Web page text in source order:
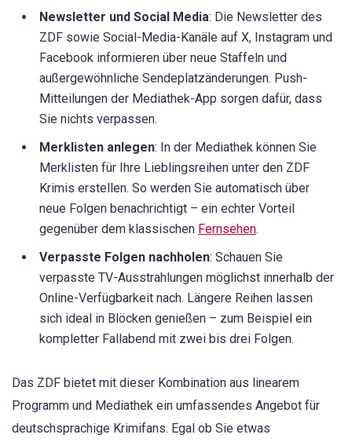
Newsletter und Social Media: Die Newsletter des
ZDF sowie Social-Media-Kanäle auf X, Instagram und
Facebook informieren über neue Staffeln und
außergewöhnliche Sendeplatzänderungen. Push-
Mitteilungen der Mediathek-App sorgen dafür, dass
Sie nichts verpassen.
Merklisten anlegen: In der Mediathek können Sie
Merklisten für Ihre Lieblingsreihen unter den ZDF
Krimis erstellen. So werden Sie automatisch über
neue Folgen benachrichtigt – ein echter Vorteil
gegenüber dem klassischen Fernsehen.
Verpasste Folgen nachholen: Schauen Sie
verpasste TV-Ausstrahlungen möglichst innerhalb der
Online-Verfügbarkeit nach. Längere Reihen lassen
sich ideal in Blöcken genießen – zum Beispiel ein
kompletter Fallabend mit zwei bis drei Folgen.
Das ZDF bietet mit dieser Kombination aus linearem
Programm und Mediathek ein umfassendes Angebot für
deutschsprachige Krimifans. Egal ob Sie etwas